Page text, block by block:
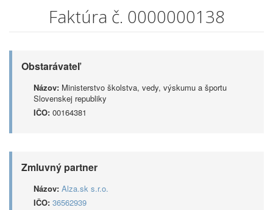
Faktúra č. 0000000138
Obstarávateľ
Názov: Ministerstvo školstva, vedy, výskumu a športu
Slovenskej republiky
IČO: 00164381
Zmluvný partner
Názov: Alza.sk s.r.o.
IČO: 36562939